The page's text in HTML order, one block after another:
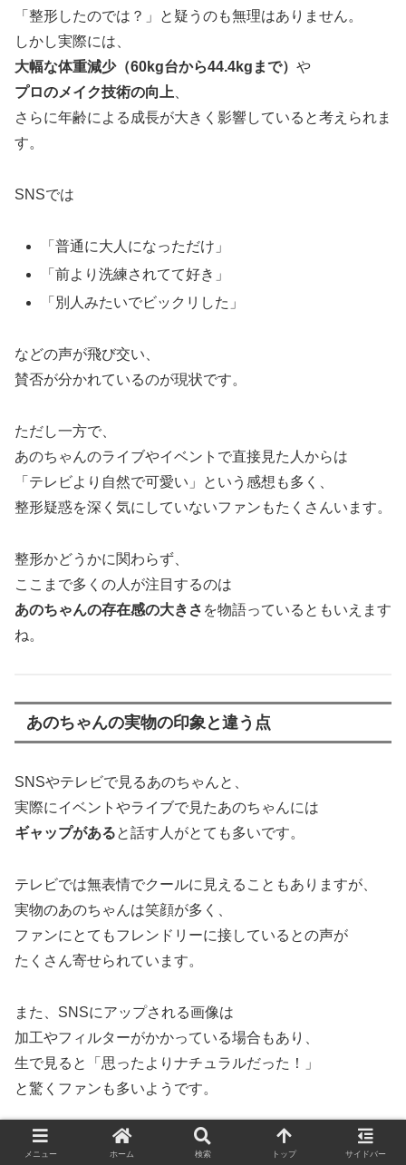
「整形したのでは？」と疑うのも無理はありません。
しかし実際には、
大幅な体重減少（60kg台から44.4kgまで） や
プロのメイク技術の向上
さらに年齢による成長が大きく影響していると考えられま
す。
SNSでは
「普通に大人になっただけ」
「前より洗練されてて好き」
「別人みたいでビックリした」
などの声が飛び交い、
賛否が分かれているのが現状です。
ただし一方で、
あのちゃんのライブやイベントで直接見た人からは
「テレビより自然で可愛い」という感想も多く、
整形疑惑を深く気にしていないファンもたくさんいます。
整形かどうかに関わらず、
ここまで多くの人が注目するのは
あのちゃんの存在感の大きさ を物語っているともいえます
ね。
あのちゃんの実物の印象と違う点
SNSやテレビで見るあのちゃんと、
実際にイベントやライブで見たあのちゃんには
ギャップがあると話す人がとても多いです。
テレビでは無表情でクールに見えることもありますが、
実物のあのちゃんは笑顔が多く、
ファンにとてもフレンドリーに接しているとの声が
たくさん寄せられています。
また、SNSにアップされる画像は
加工やフィルターがかかっている場合もあり、
生で見ると「思ったよりナチュラルだった！」
と驚くファンも多いようです。
実際に会った人の口コミでは
メニュー ホーム 検索 トップ サイドバー